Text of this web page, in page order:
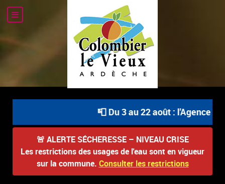
📮 Du 3 au 22 août : l'Agence
🚨 ALERTE SÉCHERESSE – NIVEAU CRISE
Les restrictions des usages de l'eau sont en vigueur
sur la commune. Consulter les restrictions